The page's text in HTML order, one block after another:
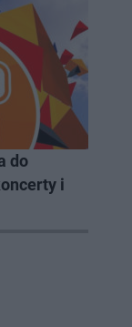
do
i